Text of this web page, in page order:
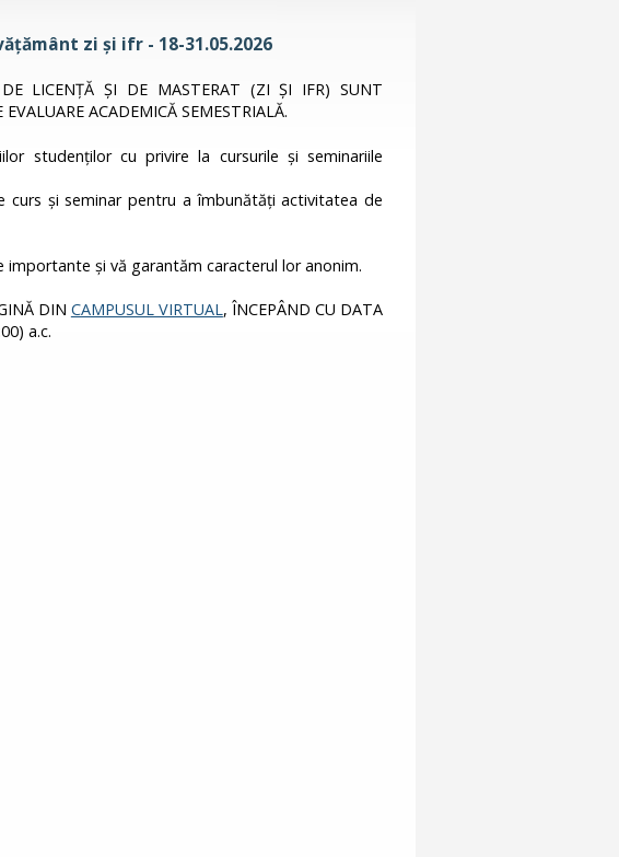
zi și ifr - 18-31.05.2026
LICENȚĂ ȘI DE MASTERAT (ZI ȘI IFR) SUNT
ACADEMICĂ SEMESTRIALĂ.
studenților cu privire la cursurile și seminariile
curs și seminar pentru a îmbunătăți activitatea de
și vă garantăm caracterul lor anonim.
DIN CAMPUSUL VIRTUAL, ÎNCEPÂND CU DATA
a.c.